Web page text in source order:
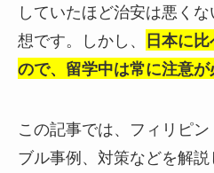
していたほど治安は悪く
想です。しかし 、 日本に
ので、留学中は常に注意が
この記事では、フィリピ
ブル事例、対策などを解